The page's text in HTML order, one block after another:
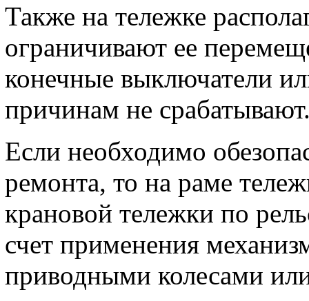
Также на тележке
ограничивают ее
конечные выключатели
причинам не
Если необходимо
ремонта, то на раме
крановой тележки по
счет применения
приводными колесами